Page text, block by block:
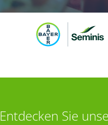
Entdecken Sie